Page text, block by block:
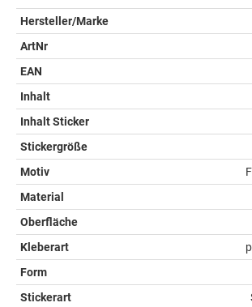
Hersteller/Marke
ArtNr
EAN
Inhalt
Inhalt Sticker
Stickergröße
Motiv
Material
Oberfläche
Kleberart
Form
Stickerart